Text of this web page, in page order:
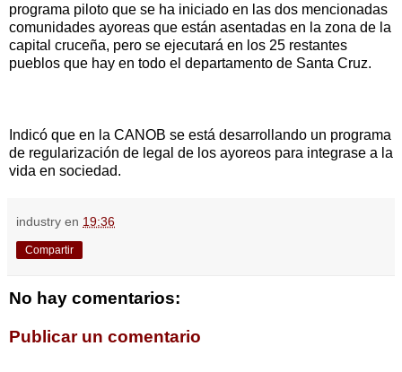
programa piloto que se ha iniciado en las dos mencionadas
comunidades ayoreas que están asentadas en la zona de la
capital cruceña, pero se ejecutará en los 25 restantes
pueblos que hay en todo el departamento de Santa Cruz.
Indicó que en la CANOB se está desarrollando un programa
de regularización de legal de los ayoreos para integrase a la
vida en sociedad.
industry en 19:36
Compartir
No hay comentarios:
Publicar un comentario